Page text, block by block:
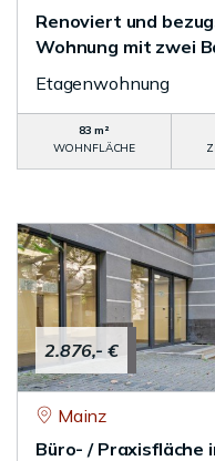
Renoviert und
Wohnung mit zwei
Etagenwohnung
83 m²
WOHNFLÄCHE
2.876,- €
Mainz
Büro- / Praxisfläche